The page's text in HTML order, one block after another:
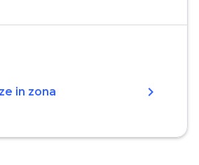
in zona chevron_right